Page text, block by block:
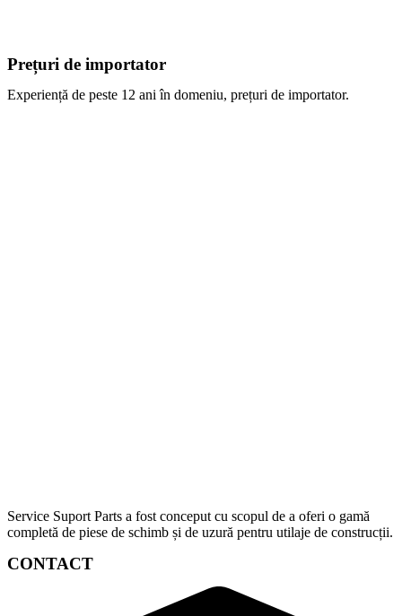
Prețuri de importator
Experiență de peste 12 ani în domeniu, prețuri de importator.
Service Suport Parts a fost conceput cu scopul de a oferi o gamă
completă de piese de schimb și de uzură pentru utilaje de construcții.
CONTACT